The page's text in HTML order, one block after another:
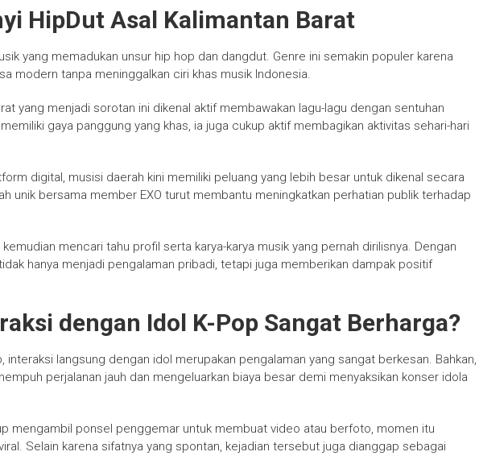
HipDut Asal Kalimantan Barat
yang memadukan unsur hip hop dan dangdut. Genre ini semakin populer karena
modern tanpa meninggalkan ciri khas musik Indonesia.
yang menjadi sorotan ini dikenal aktif membawakan lagu-lagu dengan sentuhan
gaya panggung yang khas, ia juga cukup aktif membagikan aktivitas sehari-hari
digital, musisi daerah kini memiliki peluang yang lebih besar untuk dikenal secara
unik bersama member EXO turut membantu meningkatkan perhatian publik terhadap
mencari tahu profil serta karya-karya musik yang pernah dirilisnya. Dengan
hanya menjadi pengalaman pribadi, tetapi juga memberikan dampak positif
dengan Idol K-Pop Sangat Berharga?
interaksi langsung dengan idol merupakan pengalaman yang sangat berkesan. Bahkan,
perjalanan jauh dan mengeluarkan biaya besar demi menyaksikan konser idola
mengambil ponsel penggemar untuk membuat video atau berfoto, momen itu
Selain karena sifatnya yang spontan, kejadian tersebut juga dianggap sebagai